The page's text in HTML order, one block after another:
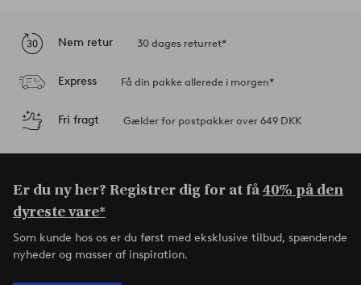
Nem retur 30 dages returret*
Express Få din pakke allerede i morgen*
Fri fragt Gælder for postpakker over 649 DKK
Er du ny her? Registrer dig for at få40% på den
dyreste vare*
Som kunde hos os er du først med eksklusive tilbud, spændende
nyheder og masser af inspiration.